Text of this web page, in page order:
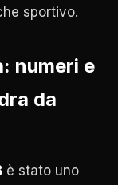
sportivo.
numeri e
da
è stato uno